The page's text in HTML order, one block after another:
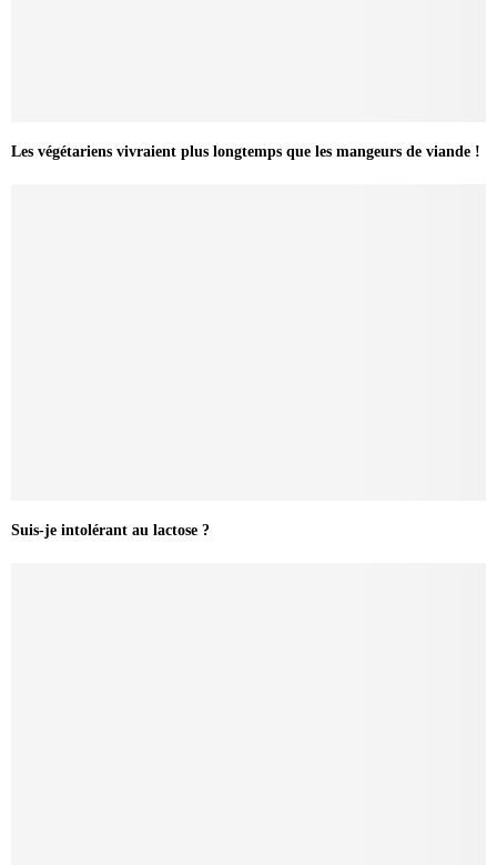
Les végétariens vivraient plus longtemps que les mangeurs de viande !
Suis-je intolérant au lactose ?